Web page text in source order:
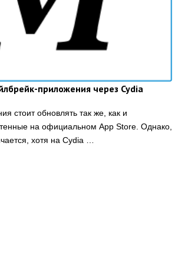
приложения через Cydia
стоит обновлять так же, как и
на официальном App Store. Однако,
хотя на Cydia …